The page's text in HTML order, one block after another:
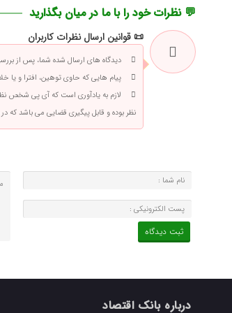
💬 نظرات خود را با ما در میان بگذارید
📜 قوانین ارسال نظرات کاربران
دیدگاه های ارسال شده شما، پس از
پیام هایی که حاوی توهین، افترا و یا
لازم به یادآوری است که آی پی شخص
نظر بوده و قابل پیگیری قضایی می باشد
درباره بانک اقتصاد